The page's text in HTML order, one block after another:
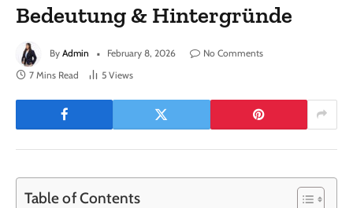
Bedeutung & Hintergründe
By Admin February 8, 2026
No Comments
7 Mins Read
5 Views
Table of Contents